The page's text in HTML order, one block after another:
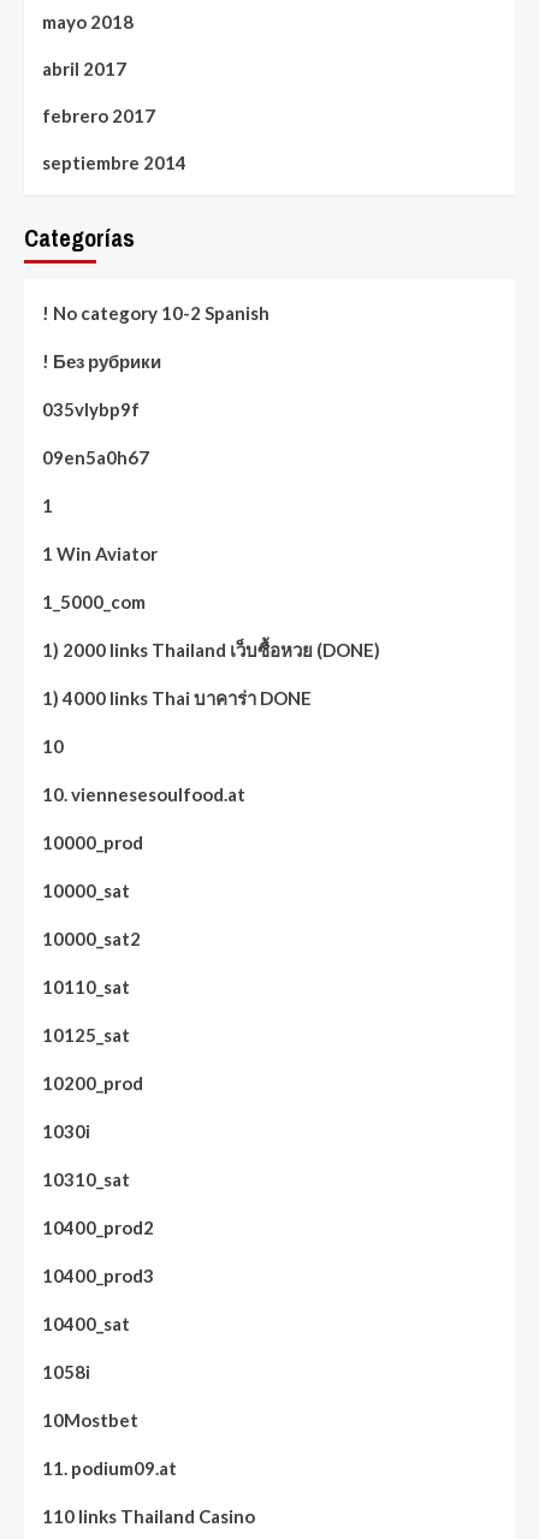
mayo 2018
abril 2017
febrero 2017
septiembre 2014
Categorías
! No category 10-2 Spanish
! Без рубрики
035vlybp9f
09en5a0h67
1
1 Win Aviator
1_5000_com
1) 2000 links Thailand เว็บซื้อหวย (DONE)
1) 4000 links Thai บาคาร่า DONE
10
10. viennesesoulfood.at
10000_prod
10000_sat
10000_sat2
10110_sat
10125_sat
10200_prod
1030i
10310_sat
10400_prod2
10400_prod3
10400_sat
1058i
10Mostbet
11. podium09.at
110 links Thailand Casino